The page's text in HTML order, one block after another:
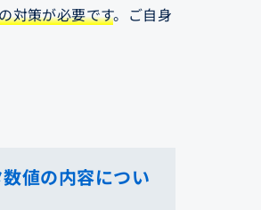
対策が必要です。ご自身
値の内容につい